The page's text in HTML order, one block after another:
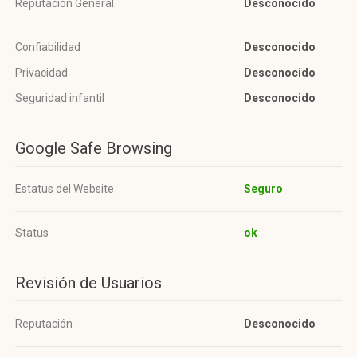
Reputación General Desconocido
Confiabilidad
Desconocido
Privacidad
Desconocido
Seguridad infantil
Desconocido
Google Safe Browsing
Estatus del Website Seguro
Status ok
Revisión de Usuarios
Reputación Desconocido